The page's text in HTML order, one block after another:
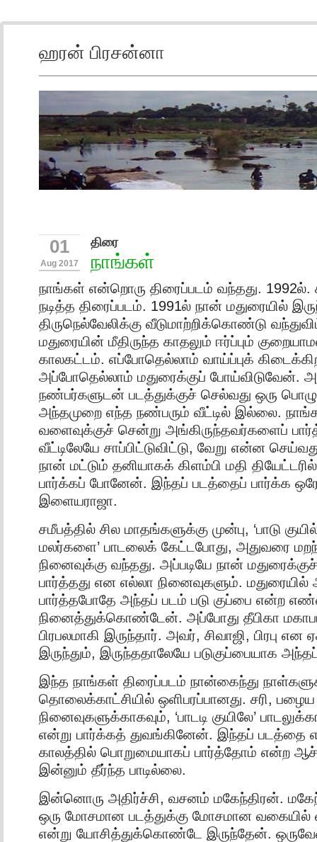
ஹரன் பிரசன்னா
01
Aug 2017
திரை
நாங்கள்
நாங்கள் என்றொரு திரைப்படம் வந்தது.
நடித்த திரைப்படம். 1991ல் நான் மதுரையில்
திருநெல்வேலிக்கு வீடுமாற்றிக்கொண்டு
மதுரையின் மீதிருந்த காதலும் ஈர்ப்பும்
காலகட்டம். எப்போதெல்லாம் வாய்ப்புக்
அப்போதெல்லாம் மதுரைக்குப் போய்விடுவேன்.
நண்பர்களுடன் படத்துக்குச் செல்வது ஒரு
அந்தமுறை எந்த நண்பரும் வீட்டில் இல்லை.
வளைவுக்குச் சென்று அங்கிருந்தவர்களைப்
வீட்டிலேயே சாப்பிட்டுவிட்டு, வேறு என்ன
நான் மட்டும் தனியாகக் கிளம்பி மதி
பார்க்கப் போனேன். இந்தப் படத்தைப் பார்க்க
இளையராஜா.
சமீபத்தில் சில மாதங்களுக்கு முன்பு, ‘பாடு
மலர்களை’ பாடலைக் கேட்டபோது, அதுவரை
நினைவுக்கு வந்தது. அப்படியே நான்
பார்த்தது என எல்லா நினைவுகளும்.
பார்த்தபோதே அந்தப் படம் படு குப்பை என்ற
நினைத்துக்கொண்டேன். அப்போது தீபிகா
பிரபலமாகி இருந்தார். அவர், சிவாஜி, பிரபு என
இருந்தும், இருந்ததாலேயே படுகுப்பையாக
இந்த நாங்கள் திரைப்படம் நான்கைந்து
தொலைக்காட்சியில் ஒளிபரப்பானது. சரி, பழைய
நினைவுகளுக்காகவும், ‘பாடடி குயிலே’
என்று பார்க்கத் துவங்கினேன். இந்தப் படத்தை
காலத்தில் பொறுமையாகப் பார்த்தோம் என்ற
இன்னும் தீர்ந்த பாடில்லை.
இன்னொரு அதிர்ச்சி, வசனம் மகேந்திரன்.
ஒரு மோசமான படத்துக்கு மோசமான வகையில்
என்று யோசித்துக்கொண்டே இருந்தேன்.